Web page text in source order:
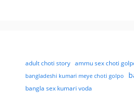
adult choti story ammu sex choti
bangladeshi kumari meye choti golpo
bangla sex kumari voda